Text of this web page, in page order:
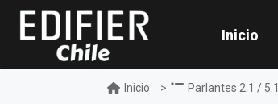
Inicio
Inicio Parlantes 2.1 / 5.1